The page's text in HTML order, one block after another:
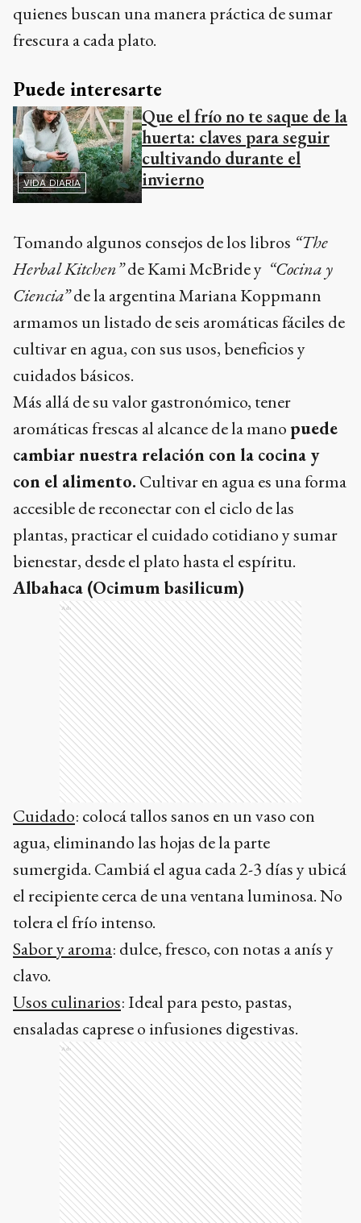
quienes buscan una manera práctica de sumar
frescura a cada plato.
Puede interesarte
VIDA DIARIA
Que el frío no te saque de la
huerta: claves para seguir
cultivando durante el
invierno
Tomando algunos consejos de los libros “The
Herbal Kitchen”de Kami McBride y “Cocina y
Ciencia”de la argentina Mariana Koppmann
armamos un listado de seis aromáticas fáciles de
cultivar en agua, con sus usos, beneficios y
cuidados básicos.
Más allá de su valor gastronómico, tener
aromáticas frescas al alcance de la mano puede
cambiar nuestra relación con la cocina y
con el alimento. Cultivar en agua es una forma
accesible de reconectar con el ciclo de las
plantas, practicar el cuidado cotidiano y sumar
bienestar, desde el plato hasta el espíritu.
Albahaca (Ocimum basilicum)
Ads
Cuidado: colocá tallos sanos en un vaso con
agua, eliminando las hojas de la parte
sumergida. Cambiá el agua cada 2-3 días y ubicá
el recipiente cerca de una ventana luminosa. No
tolera el frío intenso.
Sabor y aroma: dulce, fresco, con notas a anís y
clavo.
Usos culinarios: Ideal para pesto, pastas,
ensaladas caprese o infusiones digestivas.
Ads